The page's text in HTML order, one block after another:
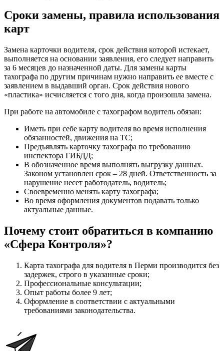
Сроки замены, правила использования
карт
Замена карточки водителя, срок действия которой истекает,
выполняется на основании заявления, его следует направить
за 6 месяцев до назначенной даты. Для замены карты
тахографа по другим причинам нужно направить ее вместе с
заявлением в выдавший орган. Срок действия нового
«пластика» исчисляется с того дня, когда произошла замена.
При работе на автомобиле с тахографом водитель обязан:
Иметь при себе карту водителя во время исполнения
обязанностей, движения на ТС;
Предъявлять карточку тахографа по требованию
инспектора ГИБДД;
В обозначенное время выполнять выгрузку данных.
Законом установлен срок – 28 дней. Ответственность за
нарушение несет работодатель, водитель;
Своевременно менять карту тахографа;
Во время оформления документов подавать только
актуальные данные.
Почему стоит обратиться в компанию
«Сфера Контроля»?
Карта тахографа для водителя в Перми производится без
задержек, строго в указанные сроки;
Профессиональные консультации;
Опыт работы более 9 лет;
Оформление в соответствии с актуальными
требованиями законодательства.